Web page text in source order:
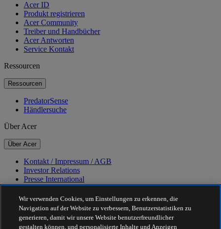
Acer ID
Produkt registrieren
Acer Community
Treiber und Handbücher
Acer Antworten
Service Kontakt
Ressourcen
Ressourcen
PredatorSense
Händlersuche
Über Acer
Über Acer
Kontakt / Impressum / AGB
Investor Relations
Presse International
Auszeichnungen
Veranstaltungen
Nachhaltigkeit
Wir verwenden Cookies, um Einstellungen zu erkennen, die
Navigation auf der Website zu verbessern, Benutzerstatistiken zu
generieren, damit wir unsere Website benutzerfreundlicher
gestalten können, und personalisierte Inhalte und Anzeigen